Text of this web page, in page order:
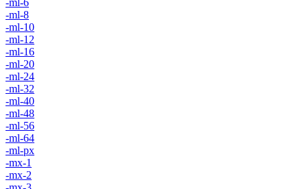
-ml-8
-ml-10
-ml-12
-ml-16
-ml-20
-ml-24
-ml-32
-ml-40
-ml-48
-ml-56
-ml-64
-ml-px
-mx-1
-mx-2